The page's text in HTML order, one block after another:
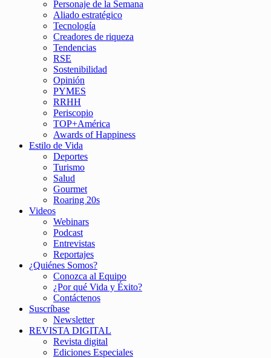
Personaje de la Semana
Aliado estratégico
Tecnología
Creadores de riqueza
Tendencias
RSE
Sostenibilidad
Opinión
PYMES
RRHH
Periscopio
TOP+América
Awards of Happiness
Estilo de Vida
Deportes
Turismo
Salud
Gourmet
Roaring 20s
Videos
Webinars
Podcast
Entrevistas
Reportajes
¿Quiénes Somos?
Conozca al Equipo
¿Por qué Vida y Éxito?
Contáctenos
Suscríbase
Newsletter
REVISTA DIGITAL
Revista digital
Ediciones Especiales